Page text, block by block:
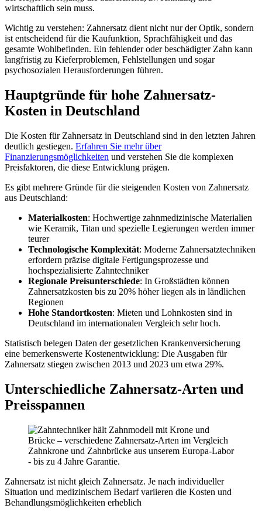
wirtschaftlich sein muss.
Wichtig zu verstehen: Zahnersatz dient nicht nur der Optik, sondern
ist entscheidend für die Kaufunktion, Sprachfähigkeit und das
gesamte Wohlbefinden. Ein fehlender oder beschädigter Zahn kann
langfristig zu Kieferproblemen, Fehlstellungen und sogar
psychosozialen Herausforderungen führen.
Hauptgründe für hohe Zahnersatz-
Kosten in Deutschland
Die Kosten für Zahnersatz in Deutschland sind in den letzten Jahren
deutlich gestiegen. Erfahren Sie mehr über
Finanzierungsmöglichkeiten und verstehen Sie die komplexen
Preisfaktoren, die diese Entwicklung prägen.
Es gibt mehrere Gründe für die steigenden Kosten von Zahnersatz
aus Deutschland:
Materialkosten: Hochwertige zahnmedizinische Materialien
wie Keramik, Titan und spezielle Legierungen werden immer
teurer
Technologische Komplexität: Moderne Zahnersatztechniken
erfordern präzise digitale Fertigungsprozesse und
hochspezialisierte Zahntechniker
Regionale Preisunterschiede: In Großstädten können
Zahnersatzkosten bis zu 20% höher liegen als in ländlichen
Regionen
Hohe Standortkosten: Mieten und Lohnkosten sind in
Deutschland im internationalen Vergleich sehr hoch.
Statistisch belegen Daten der gesetzlichen Krankenversicherung
eine bemerkenswerte Kostenentwicklung: Die Ausgaben für
Zahnersatz stiegen zwischen 2013 und 2023 um etwa 29%.
Unterschiedliche Zahnersatz-Arten und
Preisspannen
Zahnkrone und Zahnbrücke aus unserem Europa-Labor
- bis zu 4 Jahre Garantie.
Zahnersatz ist nicht gleich Zahnersatz. Je nach individueller
Situation und medizinischem Bedarf variieren die Kosten und
Behandlungsmöglichkeiten erheblich